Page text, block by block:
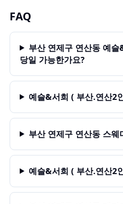
FAQ
부산 연제구 연산동 예
당일 가능한가요?
예슬&서희 ( 부산.연산2
부산 연제구 연산동 스
예슬&서희 ( 부산.연산2